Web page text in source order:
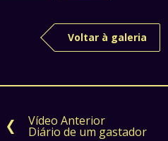
Voltar à galeria
Vídeo Anterior
Diário de um gastador